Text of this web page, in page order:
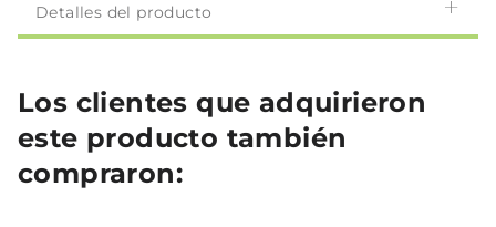
Detalles del producto
Los clientes que adquirieron
este producto también
compraron: